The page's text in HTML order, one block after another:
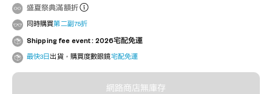
盛夏祭典滿額折
同時購買第二副75折
Shipping fee event : 2026宅配免運
最快3日 出貨，購買度數眼鏡宅配免運
網路商店無庫存